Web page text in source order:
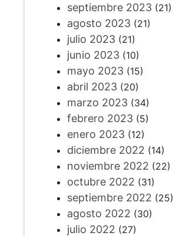
septiembre 2023(21)
agosto 2023(21)
julio 2023(21)
junio 2023(10)
mayo 2023(15)
abril 2023(20)
marzo 2023(34)
febrero 2023(5)
enero 2023(12)
diciembre 2022 (14)
noviembre 2022 (22)
octubre 2022 (31)
septiembre 2022 (25)
agosto 2022 (30)
julio 2022 (27)